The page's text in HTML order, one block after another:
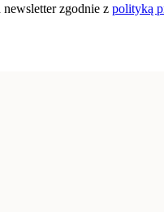
newsletter zgodnie z polityką